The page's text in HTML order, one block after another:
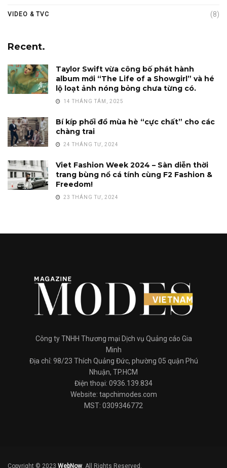
VIDEO & TVC (8)
Recent.
Taylor Swift vừa công bố phát hành
album mới “The Life of a Showgirl” và hé
lộ loạt ảnh nóng bỏng chưa từng có.
14 THÁNG TÁM, 2025
Bí kíp phối đồ mùa hè “cực chất” cho các
chàng trai
24 THÁNG TƯ, 2024
Viet Fashion Week 2024 – Sàn diễn thời
trang bùng nổ cá tính cùng F2 Fashion &
Freedom!
23 THÁNG TƯ, 2024
Công ty TNHH Thương mại Dịch vụ Quảng cáo Gia
Minh
Địa chỉ: 98/23 Thích Quảng Đức, phường 05 quận Phú
Nhuận, TP.HCM
Điện thoại: 0936.139.834
Website: tapchimodes.com
MST: 0309346772
Copyright © 2023 WebNow. All Rights Reserved.